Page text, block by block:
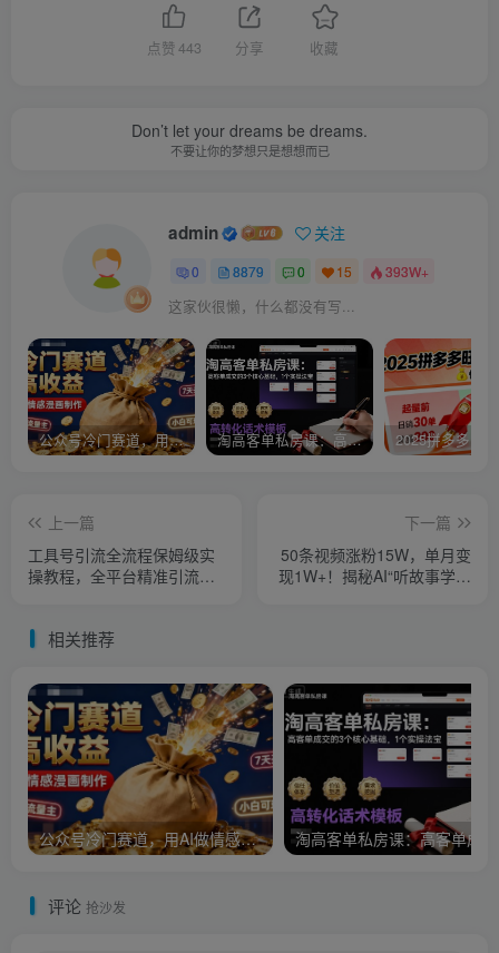
点赞443 分享 收藏
Don’t let your dreams be dreams.
不要让你的梦想只是想想而已
admin 关注
0 8879 0 15 393W+
这家伙很懒，什么都没有写...
公众号冷门赛道，用AI做情感漫画，7天开通流量主，操作简单，小白可玩 淘高客单私房课：高客单成交的3个核心基础，1个实操法宝
上一篇
工具号引流全流程保姆级实
操教程，全平台精准引流创
下一篇
50条视频涨粉15W，单月变
现1W+！揭秘AI“听故事学中
相关推荐
公众号冷门赛道，用AI做情感漫画，7天开通流量主，操作简单，小白可玩
评论 抢沙发